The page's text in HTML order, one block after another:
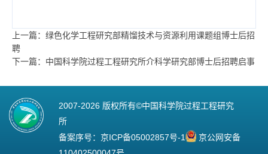
上一篇：绿色化学工程研究部精馏技术与资源利用课题组博士后招
聘
下一篇：中国科学院过程工程研究所介科学研究部博士后招聘启事
2007-2026 版权所有©中国科学院过程工程研究
所
备案序号： 京ICP备05002857号-1
京公网安备